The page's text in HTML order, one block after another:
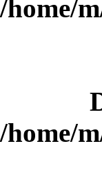
/home/
/home/